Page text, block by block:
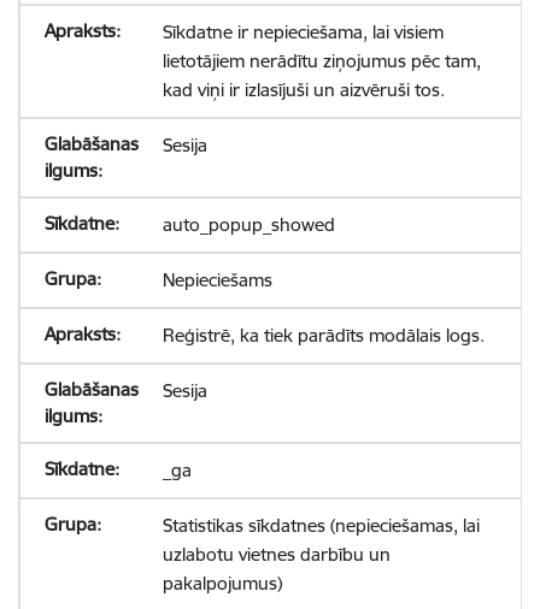
Sīkdatne ir nepieciešama, lai visiem
lietotājiem nerādītu ziņojumus pēc tam,
kad viņi ir izlasījuši un aizvēruši tos.
Sesija
auto_popup_showed
Nepieciešams
Reģistrē, ka tiek parādīts modālais logs.
Sesija
_ga
Statistikas sīkdatnes (nepieciešamas, lai
uzlabotu vietnes darbību un
pakalpojumus)